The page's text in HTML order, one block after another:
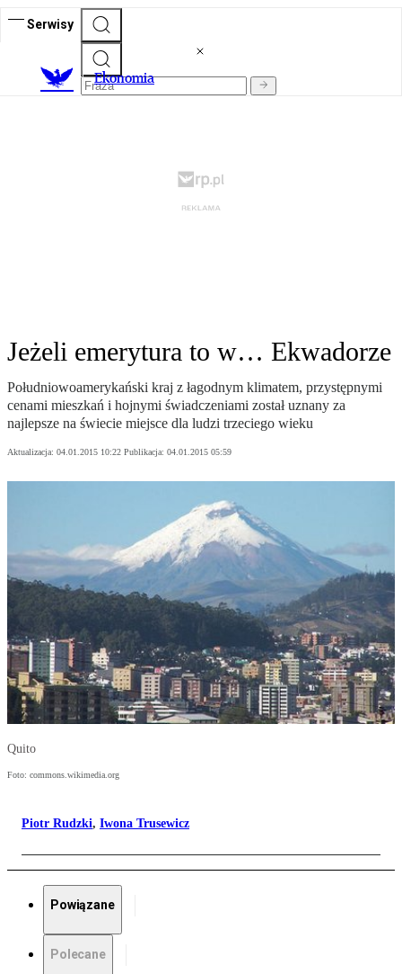
Serwisy
Ekonomia
Jeżeli emerytura to w… Ekwadorze
Południowoamerykański kraj z łagodnym klimatem, przystępnymi
cenami mieszkań i hojnymi świadczeniami został uznany za
najlepsze na świecie miejsce dla ludzi trzeciego wieku
Aktualizacja: 04.01.2015 10:22 Publikacja: 04.01.2015 05:59
Quito
Foto: commons.wikimedia.org
Piotr Rudzki, Iwona Trusewicz
Powiązane
Polecane